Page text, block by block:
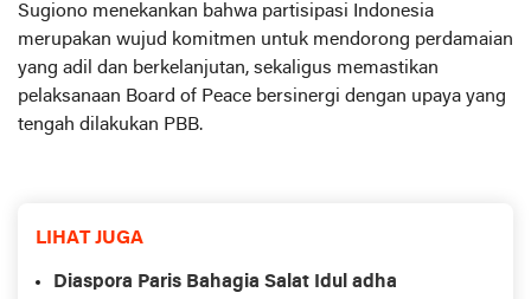
Sugiono menekankan bahwa partisipasi Indonesia
merupakan wujud komitmen untuk mendorong perdamaian
yang adil dan berkelanjutan, sekaligus memastikan
pelaksanaan Board of Peace bersinergi dengan upaya yang
tengah dilakukan PBB.
LIHAT JUGA
Diaspora Paris Bahagia Salat Idul adha